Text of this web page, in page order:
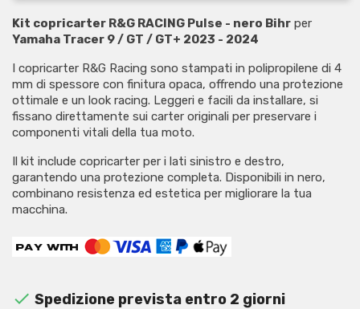
Kit copricarter R&G RACING Pulse - nero Bihr per
Yamaha Tracer 9 / GT / GT+ 2023 - 2024
I copricarter R&G Racing sono stampati in polipropilene di 4
mm di spessore con finitura opaca, offrendo una protezione
ottimale e un look racing. Leggeri e facili da installare, si
fissano direttamente sui carter originali per preservare i
componenti vitali della tua moto.
Il kit include copricarter per i lati sinistro e destro,
garantendo una protezione completa. Disponibili in nero,
combinano resistenza ed estetica per migliorare la tua
macchina.
 Spedizione prevista entro 2 giorni